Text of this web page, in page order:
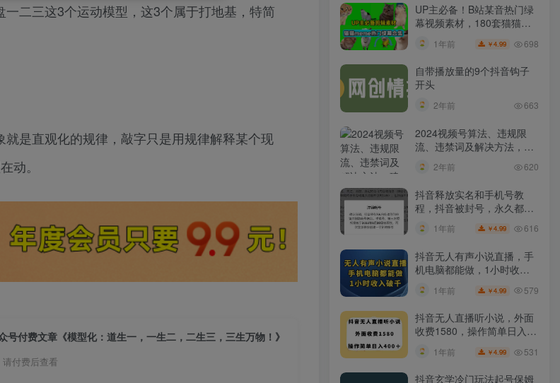
二三这3个运动模型，这3个属于打地基，特简
是直观化的规律，敲字只是用规律解释某个现
动。
号付费文章《模型化：道生一，一生二，二生三，三生万物！》
付费后查看
UP主必备！B站某音热门绿
幕视频素材，180套猫猫
meme动态绿幕合集包，含
背景图BGM，含使用教程
1年前 ￥4.99 698
自带播放量的9个抖音钩子
开头
2年前 663
2024视频号算法、违规限
流、违禁词及解决方法，建
2年前 620
抖音释放实名和手机号教
程，抖音被封号，永久都可
1年前 ￥4.99 616
抖音无人有声小说直播，手
机电脑都能做，1小时收入
1年前 ￥4.99 579
抖音无人直播听小说，外面
收费1580，操作简单日入
400+【揭秘】
1年前 ￥4.99 531
抖音玄学冷门玩法起号保姆